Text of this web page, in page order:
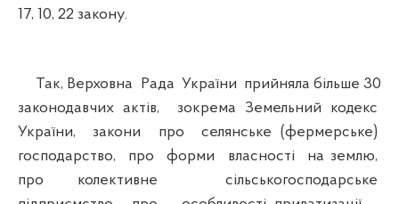
17, 10, 22 закону.
Так, Верховна Рада України прийняла більше 30
законодавчих актів, зокрема Земельний кодекс
України, закони про селянське (фермерське)
господарство, про форми власності на землю,
про колективне сільськогосподарське